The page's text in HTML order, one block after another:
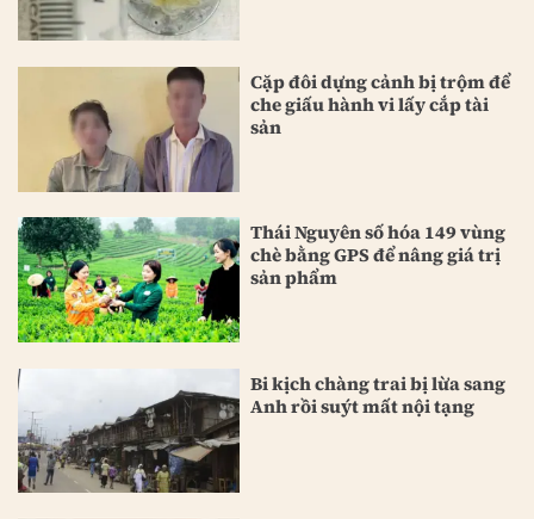
Cặp đôi dựng cảnh bị trộm để
che giấu hành vi lấy cắp tài
sản
Thái Nguyên số hóa 149 vùng
chè bằng GPS để nâng giá trị
sản phẩm
Bi kịch chàng trai bị lừa sang
Anh rồi suýt mất nội tạng